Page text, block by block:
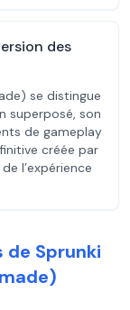
des
se distingue
superposé, son
de gameplay
créée par
l’expérience
Sprunki